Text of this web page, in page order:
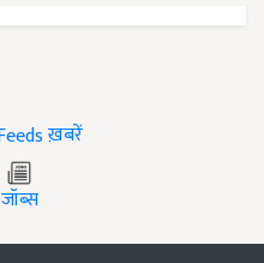
ख़बरें
जॉब्स